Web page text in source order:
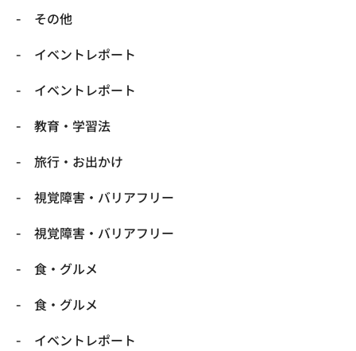
​その他
​イベントレポート
​イベントレポート
​教育・学習法
​旅行・お出かけ
​視覚障害・バリアフリー
​視覚障害・バリアフリー
​食・グルメ
​食・グルメ
イベントレポート